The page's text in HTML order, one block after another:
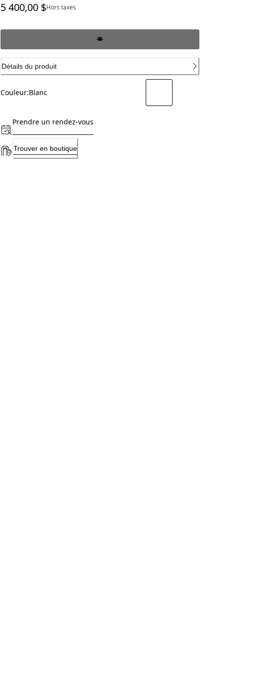
5 400,00 $prix actuel 5 400,00 $
Hors taxes
Détails du produit
Couleur:Blanc
Prendre un rendez-vous
Trouver en boutique